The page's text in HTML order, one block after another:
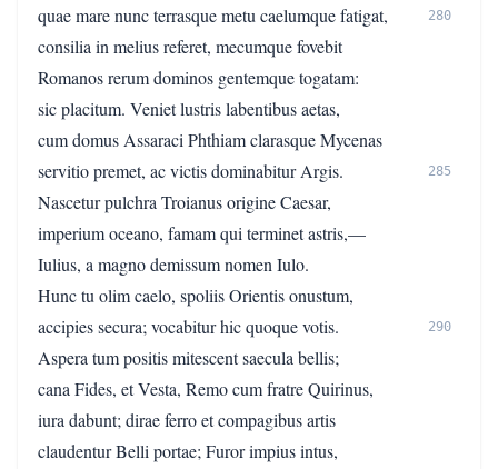
quae mare nunc terrasque metu caelumque fatigat,
280
consilia in melius referet, mecumque fovebit
Romanos rerum dominos gentemque togatam:
sic placitum. Veniet lustris labentibus aetas,
cum domus Assaraci Phthiam clarasque Mycenas
servitio premet, ac victis dominabitur Argis.
285
Nascetur pulchra Troianus origine Caesar,
imperium oceano, famam qui terminet astris,—
Iulius, a magno demissum nomen Iulo.
Hunc tu olim caelo, spoliis Orientis onustum,
accipies secura; vocabitur hic quoque votis.
290
Aspera tum positis mitescent saecula bellis;
cana Fides, et Vesta, Remo cum fratre Quirinus,
iura dabunt; dirae ferro et compagibus artis
claudentur Belli portae; Furor impius intus,